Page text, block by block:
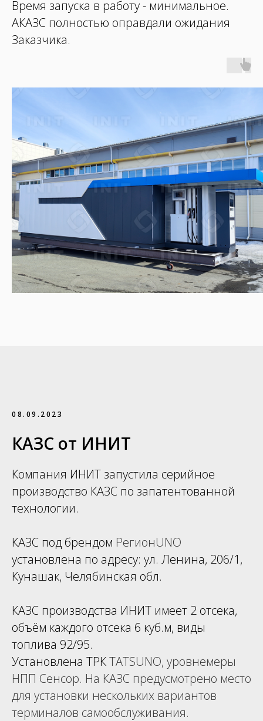
Время запуска в работу - минимальное.
АКАЗС полностью оправдали ожидания
Заказчика.
08.09.2023
КАЗС от ИНИТ
Компания ИНИТ запустила серийное
производство КАЗС по запатентованной
технологии.
КАЗС под брендом РегионUNO
установлена по адресу: ул. Ленина, 206/1,
Кунашак, Челябинская обл.
КАЗС производства ИНИТ имеет 2 отсека,
объём каждого отсека 6 куб.м, виды
топлива 92/95.
Установлена ТРКTATSUNO, уровнемеры
НПП Сенсор. На КАЗС предусмотрено место
для установки нескольких вариантов
терминалов самообслуживания.